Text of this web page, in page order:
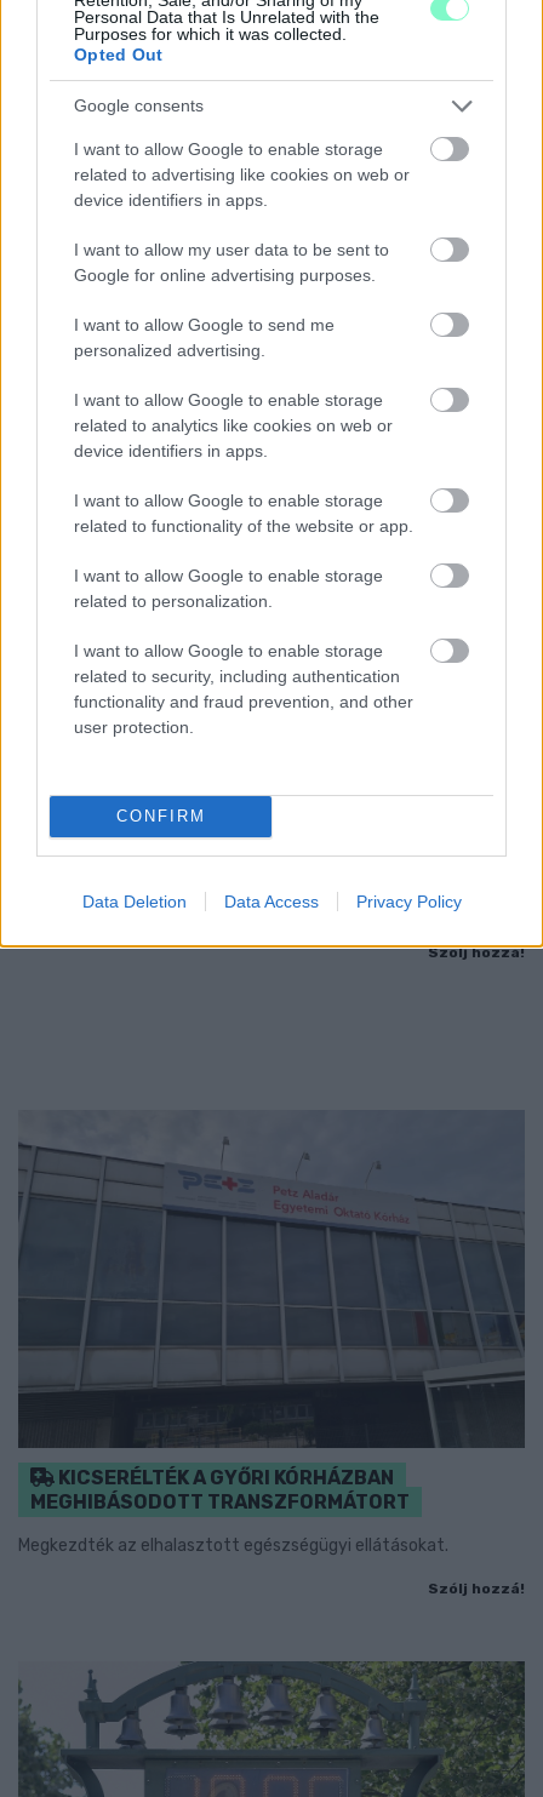
Personal Data that Is Unrelated with the
Purposes for which it was collected.
Opted Out
Google consents
I want to allow Google to enable storage
related to advertising like cookies on web or
device identifiers in apps.
I want to allow my user data to be sent to
Google for online advertising purposes.
I want to allow Google to send me
personalized advertising.
I want to allow Google to enable storage
related to analytics like cookies on web or
device identifiers in apps.
I want to allow Google to enable storage
related to functionality of the website or app.
I want to allow Google to enable storage
related to personalization.
I want to allow Google to enable storage
related to security, including authentication
functionality and fraud prevention, and other
user protection.
CONFIRM
Data Deletion Data Access Privacy Policy
NEM VÁRT HELYEN IS OKOZHAT PROBLÉMÁKAT AZ
EXTRÉM HŐSÉG: A TALAJKÖZELI ÓZON AZ ÚJ
VESZÉLYFORRÁS
A forró, napos időjárás kedvez a talajközeli ózon kialakulásának,
amely irritálhatja a légutakat, ronthatja a tüdő működését és
IGAZI RITKASÁG: KILENC NAPPAL KORÁBBAN
NYITJÁK MEG A FELÚJÍTÁS ALATT ÁLLÓ HECSEI ÚTI
FELÜLJÁRÓT
az átkelőt, az autóbuszok is visszatérnek eredeti útvonalukra.
Szólj hozzá!
KICSERÉLTÉK A GYŐRI KÓRHÁZBAN
MEGHIBÁSODOTT TRANSZFORMÁTORT
Megkezdték az elhalasztott egészségügyi ellátásokat.
Szólj hozzá!